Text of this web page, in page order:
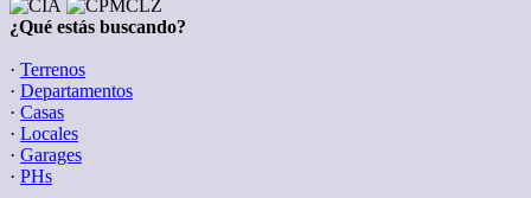
¿Qué estás buscando?
· Terrenos
· Departamentos
· Casas
· Locales
· Garages
· PHs